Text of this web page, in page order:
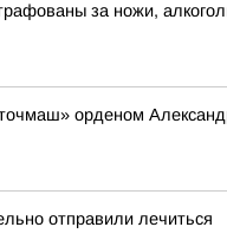
за ножи,
орденом
отправили лечиться